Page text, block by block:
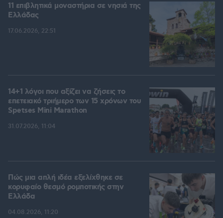
11 επιβλητικά μοναστήρια σε νησιά της
Ελλάδας
17.06.2026, 22:51
14+1 λόγοι που αξίζει να ζήσεις το
επετειακό τριήμερο των 15 χρόνων του
Spetses Mini Marathon
31.07.2026, 11:04
Πώς μια απλή ιδέα εξελίχθηκε σε
κορυφαίο θεσμό ρομποτικής στην
Ελλάδα
04.08.2026, 11:20